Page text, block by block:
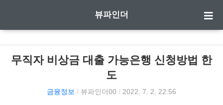
뷰파인더
무직자 비상금 대출 가능은행 신청방법 한
도
금융정보 / 뷰파인더00 / 2022. 7. 2. 22:56